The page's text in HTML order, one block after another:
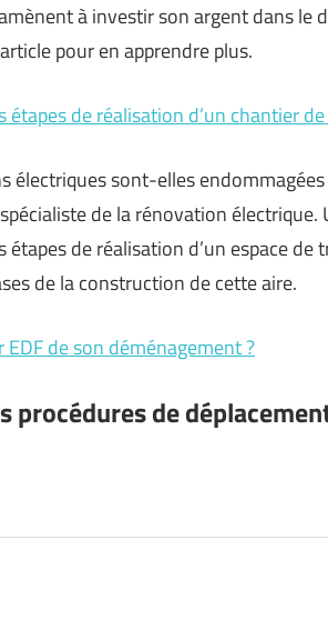
à investir son argent dans
pour en apprendre plus.
étapes de réalisation d’un chantier
électriques sont-elles
de la rénovation
étapes de réalisation d’un espace
de la construction de cette aire.
de son déménagement ?
procédures de